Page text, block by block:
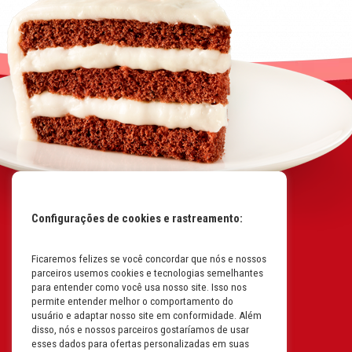
Mapa do Site
Políticas da Empresa
Perguntas Frequentes
Código de Conduta
Configurações de cookies e rastreamento:
Ficaremos felizes se você concordar que nós e nossos
parceiros usemos cookies e tecnologias semelhantes
para entender como você usa nosso site. Isso nos
permite entender melhor o comportamento do
usuário e adaptar nosso site em conformidade. Além
disso, nós e nossos parceiros gostaríamos de usar
esses dados para ofertas personalizadas em suas